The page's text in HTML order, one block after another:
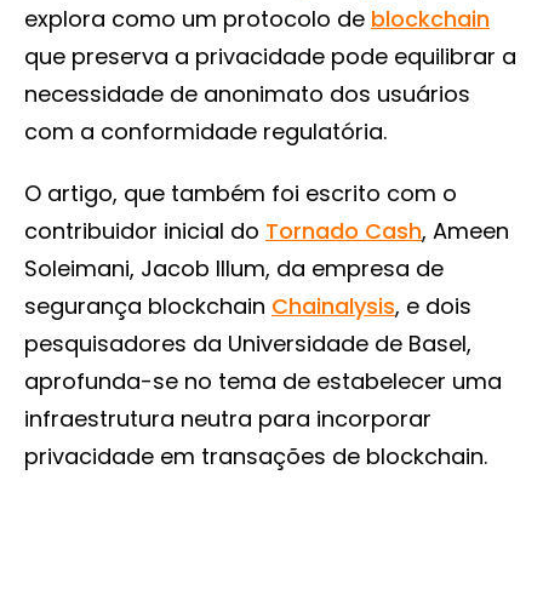
explora como um protocolo de blockchain
que preserva a privacidade pode equilibrar a
necessidade de anonimato dos usuários
com a conformidade regulatória.
O artigo, que também foi escrito com o
contribuidor inicial do Tornado Cash, Ameen
Soleimani, Jacob Illum, da empresa de
segurança blockchain Chainalysis, e dois
pesquisadores da Universidade de Basel,
aprofunda-se no tema de estabelecer uma
infraestrutura neutra para incorporar
privacidade em transações de blockchain.